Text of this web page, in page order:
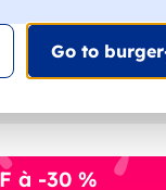
Go to
Service client
à -30 %